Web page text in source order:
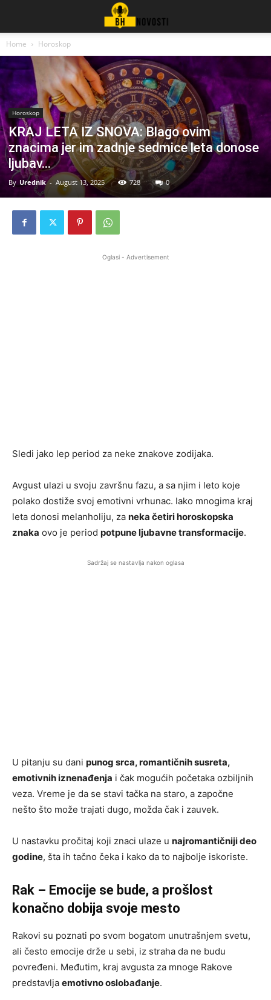
Home Horoskop
Horoskop
KRAJ LETA IZ SNOVA: Blago ovim
znacima jer im zadnje sedmice leta donose
ljubav…
By Urednik - August 13, 2025 728 0
Oglasi - Advertisement
Sledi jako lep period za neke znakove zodijaka.
Avgust ulazi u svoju završnu fazu, a sa njim i leto koje
polako dostiže svoj emotivni vrhunac. Iako mnogima kraj
leta donosi melanholiju, za neka četiri horoskopska
znaka ovo je period potpune ljubavne transformacije.
Sadržaj se nastavlja nakon oglasa
U pitanju su dani punog srca, romantičnih susreta,
emotivnih iznenađenja i čak mogućih početaka ozbiljnih
veza. Vreme je da se stavi tačka na staro, a započne
nešto što može trajati dugo, možda čak i zauvek.
U nastavku pročitaj koji znaci ulaze u najromantičniji deo
godine, šta ih tačno čeka i kako da to najbolje iskoriste.
Rak – Emocije se bude, a prošlost
konačno dobija svoje mesto
Rakovi su poznati po svom bogatom unutrašnjem svetu,
ali često emocije drže u sebi, iz straha da ne budu
povređeni. Međutim, kraj avgusta za mnoge Rakove
predstavlja emotivno oslobađanje.